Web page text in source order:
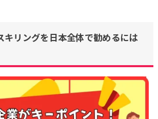
キリングを日本全体で勧めるには